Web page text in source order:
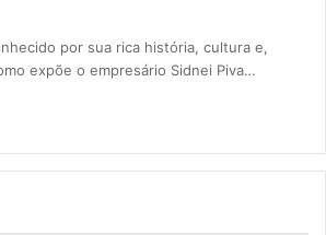
por sua rica história, cultura e,
expõe o empresário Sidnei Piva…